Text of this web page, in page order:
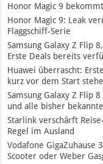
Honor Magic 9
Honor Magic 9: Leak
Flaggschiff-Serie
Samsung Galaxy Z Flip
Erste Deals bereits
Huawei überrascht:
kurz vor dem Start
Samsung Galaxy Z Flip
und alle bisher
Starlink verschärft
Regel im Ausland
Vodafone GigaZuhause
Scooter oder Weber